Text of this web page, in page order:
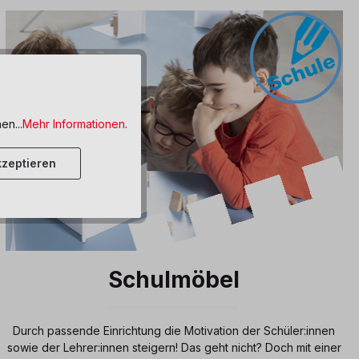
Schulmöbel
Durch passende Einrichtung die Motivation der Schüler:innen
sowie der Lehrer:innen steigern! Das geht nicht? Doch mit einer
Mehr Informationen.